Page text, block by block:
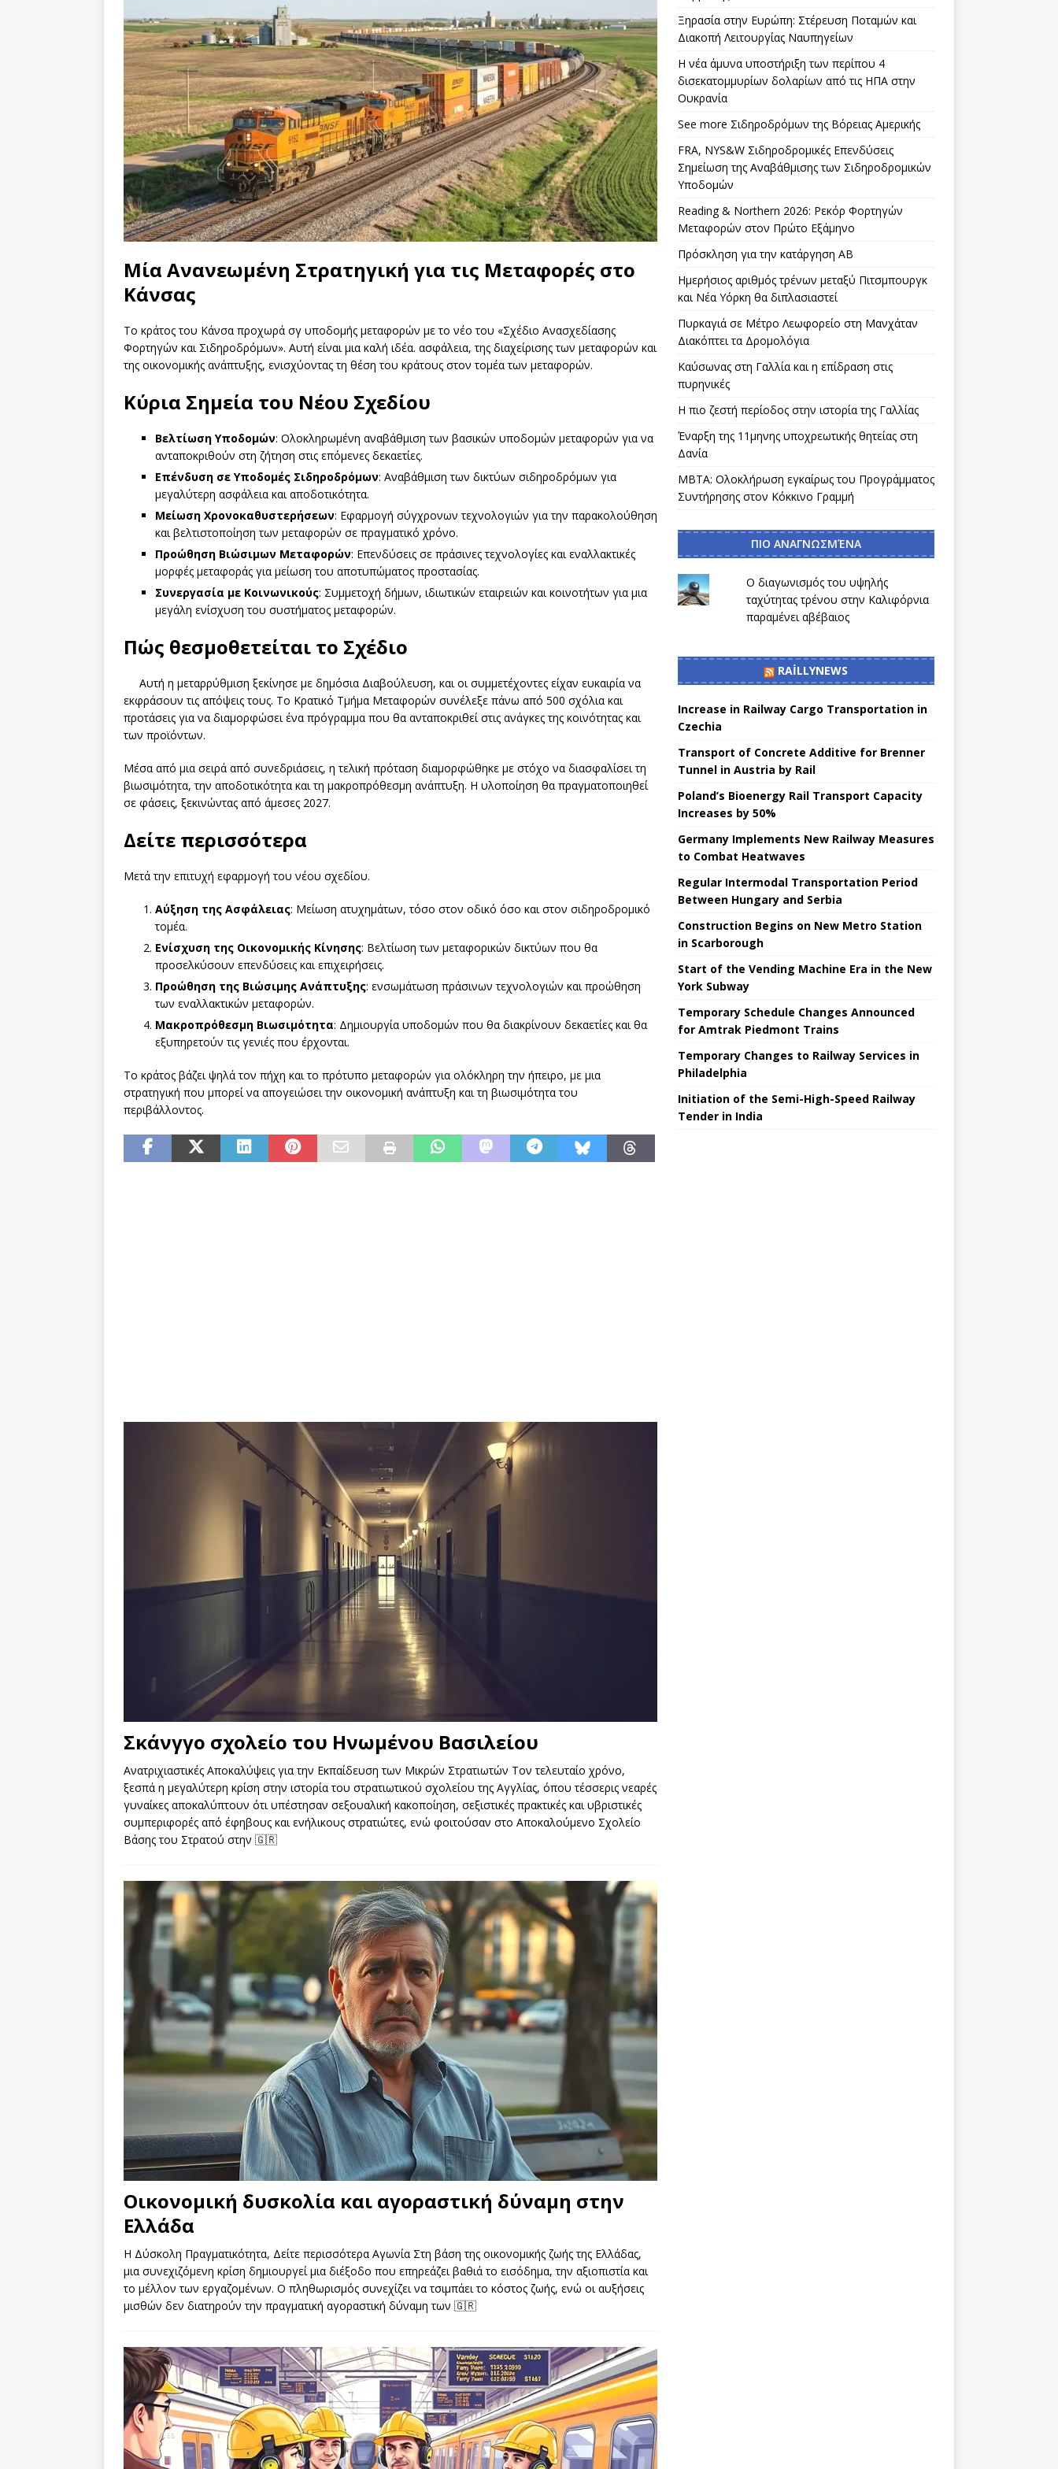
Μία Ανανεωμένη Στρατηγική για τις Μεταφορές στο
Κάνσας
Το κράτος του Κάνσα προχωρά σγ υποδομής μεταφορών με το νέο του «Σχέδιο Ανασχεδίασης
Φορτηγών και Σιδηροδρόμων». Αυτή είναι μια καλή ιδέα. ασφάλεια, της διαχείρισης των μεταφορών και
της οικονομικής ανάπτυξης, ενισχύοντας τη θέση του κράτους στον τομέα των μεταφορών.
Κύρια Σημεία του Νέου Σχεδίου
Βελτίωση Υποδομών: Ολοκληρωμένη αναβάθμιση των βασικών υποδομών μεταφορών για να
ανταποκριθούν στη ζήτηση στις επόμενες δεκαετίες.
Επένδυση σε Υποδομές Σιδηροδρόμων: Αναβάθμιση των δικτύων σιδηροδρόμων για
μεγαλύτερη ασφάλεια και αποδοτικότητα.
Μείωση Χρονοκαθυστερήσεων: Εφαρμογή σύγχρονων τεχνολογιών για την παρακολούθηση
και βελτιστοποίηση των μεταφορών σε πραγματικό χρόνο.
Προώθηση Βιώσιμων Μεταφορών: Επενδύσεις σε πράσινες τεχνολογίες και εναλλακτικές
μορφές μεταφοράς για μείωση του αποτυπώματος προστασίας.
Συνεργασία με Κοινωνικούς: Συμμετοχή δήμων, ιδιωτικών εταιρειών και κοινοτήτων για μια
μεγάλη ενίσχυση του συστήματος μεταφορών.
Πώς θεσμοθετείται το Σχέδιο
Αυτή η μεταρρύθμιση ξεκίνησε με δημόσια Διαβούλευση, και οι συμμετέχοντες είχαν ευκαιρία να
εκφράσουν τις απόψεις τους. Το Κρατικό Τμήμα Μεταφορών συνέλεξε πάνω από 500 σχόλια και
προτάσεις για να διαμορφώσει ένα πρόγραμμα που θα ανταποκριθεί στις ανάγκες της κοινότητας και
των προϊόντων.
Μέσα από μια σειρά από συνεδριάσεις, η τελική πρόταση διαμορφώθηκε με στόχο να διασφαλίσει τη
βιωσιμότητα, την αποδοτικότητα και τη μακροπρόθεσμη ανάπτυξη. Η υλοποίηση θα πραγματοποιηθεί
σε φάσεις, ξεκινώντας από άμεσες 2027.
Δείτε περισσότερα
Μετά την επιτυχή εφαρμογή του νέου σχεδίου.
Αύξηση της Ασφάλειας: Μείωση ατυχημάτων, τόσο στον οδικό όσο και στον σιδηροδρομικό
τομέα.
Ενίσχυση της Οικονομικής Κίνησης: Βελτίωση των μεταφορικών δικτύων που θα
προσελκύσουν επενδύσεις και επιχειρήσεις.
Προώθηση της Βιώσιμης Ανάπτυξης: ενσωμάτωση πράσινων τεχνολογιών και προώθηση
των εναλλακτικών μεταφορών.
Μακροπρόθεσμη Βιωσιμότητα: Δημιουργία υποδομών που θα διακρίνουν δεκαετίες και θα
εξυπηρετούν τις γενιές που έρχονται.
Το κράτος βάζει ψηλά τον πήχη και το πρότυπο μεταφορών για ολόκληρη την ήπειρο, με μια
στρατηγική που μπορεί να απογειώσει την οικονομική ανάπτυξη και τη βιωσιμότητα του
περιβάλλοντος.
Σκάνγγο σχολείο του Ηνωμένου Βασιλείου
Ανατριχιαστικές Αποκαλύψεις για την Εκπαίδευση των Μικρών Στρατιωτών Τον τελευταίο χρόνο,
ξεσπά η μεγαλύτερη κρίση στην ιστορία του στρατιωτικού σχολείου της Αγγλίας, όπου τέσσερις νεαρές
γυναίκες αποκαλύπτουν ότι υπέστησαν σεξουαλική κακοποίηση, σεξιστικές πρακτικές και υβριστικές
συμπεριφορές από έφηβους και ενήλικους στρατιώτες, ενώ φοιτούσαν στο Αποκαλούμενο Σχολείο
Βάσης του Στρατού στην 🇬🇷
Οικονομική δυσκολία και αγοραστική δύναμη στην
Ελλάδα
Η Δύσκολη Πραγματικότητα, Δείτε περισσότερα Αγωνία Στη βάση της οικονομικής ζωής της Ελλάδας,
μια συνεχιζόμενη κρίση δημιουργεί μια διέξοδο που επηρεάζει βαθιά το εισόδημα, την αξιοπιστία και
το μέλλον των εργαζομένων. Ο πληθωρισμός συνεχίζει να τσιμπάει το κόστος ζωής, ενώ οι αυξήσεις
μισθών δεν διατηρούν την πραγματική αγοραστική δύναμη των 🇬🇷
Ξηρασία στην Ευρώπη: Στέρευση Ποταμών και
Διακοπή Λειτουργίας Ναυπηγείων
Η νέα άμυνα υποστήριξη των περίπου 4
δισεκατομμυρίων δολαρίων από τις ΗΠΑ στην
Ουκρανία
See more Σιδηροδρόμων της Βόρειας Αμερικής
FRA, NYS&W Σιδηροδρομικές Επενδύσεις
Σημείωση της Αναβάθμισης των Σιδηροδρομικών
Υποδομών
Reading & Northern 2026: Ρεκόρ Φορτηγών
Μεταφορών στον Πρώτο Εξάμηνο
Πρόσκληση για την κατάργηση AB
Ημερήσιος αριθμός τρένων μεταξύ Πιτσμπουργκ
και Νέα Υόρκη θα διπλασιαστεί
Πυρκαγιά σε Μέτρο Λεωφορείο στη Μανχάταν
Διακόπτει τα Δρομολόγια
Καύσωνας στη Γαλλία και η επίδραση στις
πυρηνικές
Η πιο ζεστή περίοδος στην ιστορία της Γαλλίας
Έναρξη της 11μηνης υποχρεωτικής θητείας στη
Δανία
MBTA: Ολοκλήρωση εγκαίρως του Προγράμματος
Συντήρησης στον Κόκκινο Γραμμή
ΠΙΟ ΑΝΑΓΝΩΣΜΈΝΑ
Ο διαγωνισμός του υψηλής
ταχύτητας τρένου στην Καλιφόρνια
παραμένει αβέβαιος
RAILLYNEWS
Increase in Railway Cargo Transportation in
Czechia
Transport of Concrete Additive for Brenner
Tunnel in Austria by Rail
Poland’s Bioenergy Rail Transport Capacity
Increases by 50%
Germany Implements New Railway Measures
to Combat Heatwaves
Regular Intermodal Transportation Period
Between Hungary and Serbia
Construction Begins on New Metro Station
in Scarborough
Start of the Vending Machine Era in the New
York Subway
Temporary Schedule Changes Announced
for Amtrak Piedmont Trains
Temporary Changes to Railway Services in
Philadelphia
Initiation of the Semi-High-Speed ​​Railway
Tender in India